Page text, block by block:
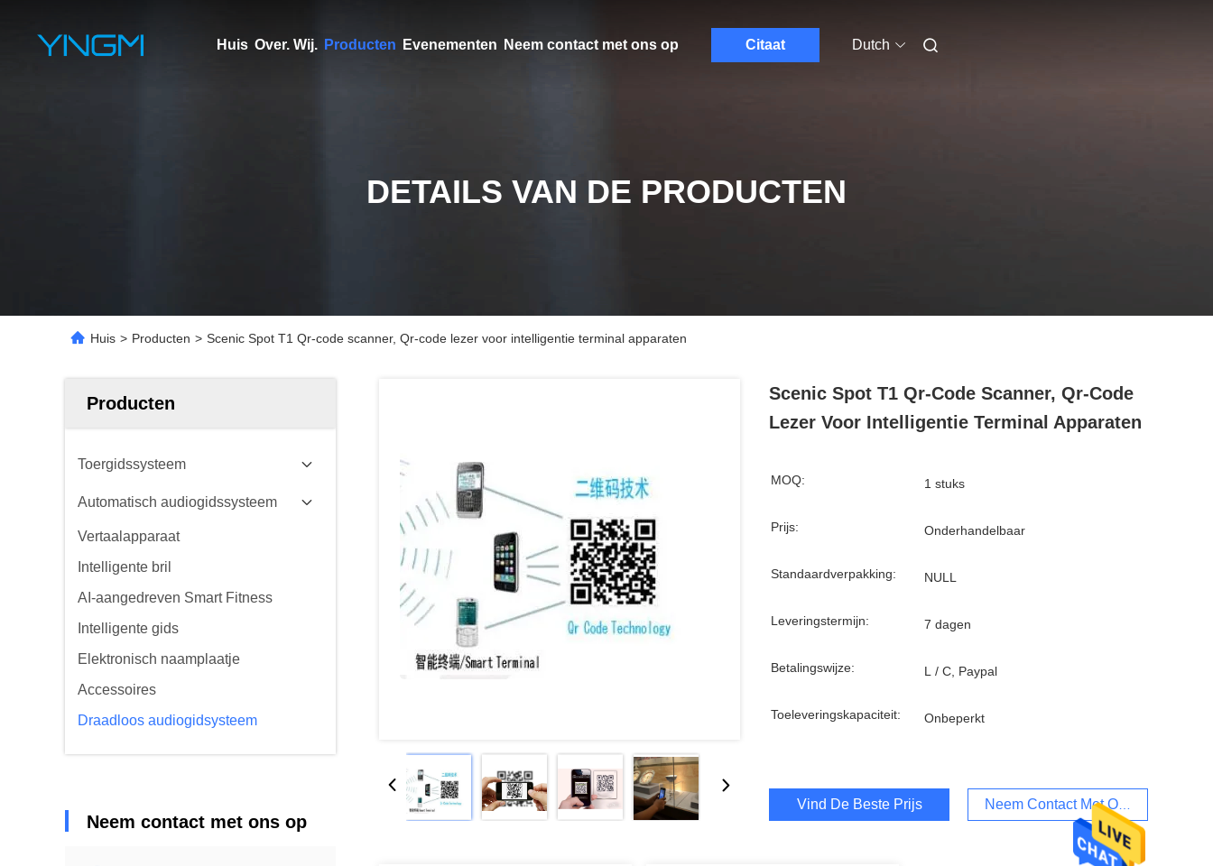
Huis Over. Wij. Producten Evenementen Neem contact met ons op Citaat Dutch
DETAILS VAN DE PRODUCTEN
Huis > Producten > Scenic Spot T1 Qr-code scanner, Qr-code lezer voor intelligentie terminal apparaten
Producten
Toergidssysteem
Automatisch audiogidssysteem
Vertaalapparaat
Intelligente bril
AI-aangedreven Smart Fitness
Intelligente gids
Elektronisch naamplaatje
Accessoires
Draadloos audiogidsysteem
Neem contact met ons op
Scenic Spot T1 Qr-Code Scanner, Qr-Code
Lezer Voor Intelligentie Terminal Apparaten
MOQ: 1 stuks
Prijs: Onderhandelbaar
Standaardverpakking: NULL
Leveringstermijn: 7 dagen
Betalingswijze: L / C, Paypal
Toeleveringskapaciteit: Onbeperkt
Vind De Beste Prijs Neem Contact Met Ons Op